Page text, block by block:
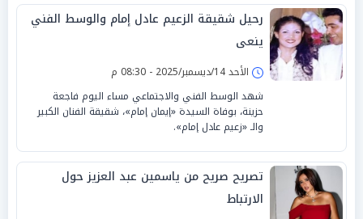
رحيل شقيقة الزعيم عادل إمام والوسط الفني
ينعى
الأحد 14/ديسمبر/2025 - 08:30 م
شهد الوسط الفني والاجتماعي مساء اليوم فاجعة
حزينة، بوفاة السيدة «إيمان إمام»، شقيقة الفنان الكبير
والـ «زعيم عادل إمام».
تصريح صريح من ياسمين عبد العزيز حول
الارتباط